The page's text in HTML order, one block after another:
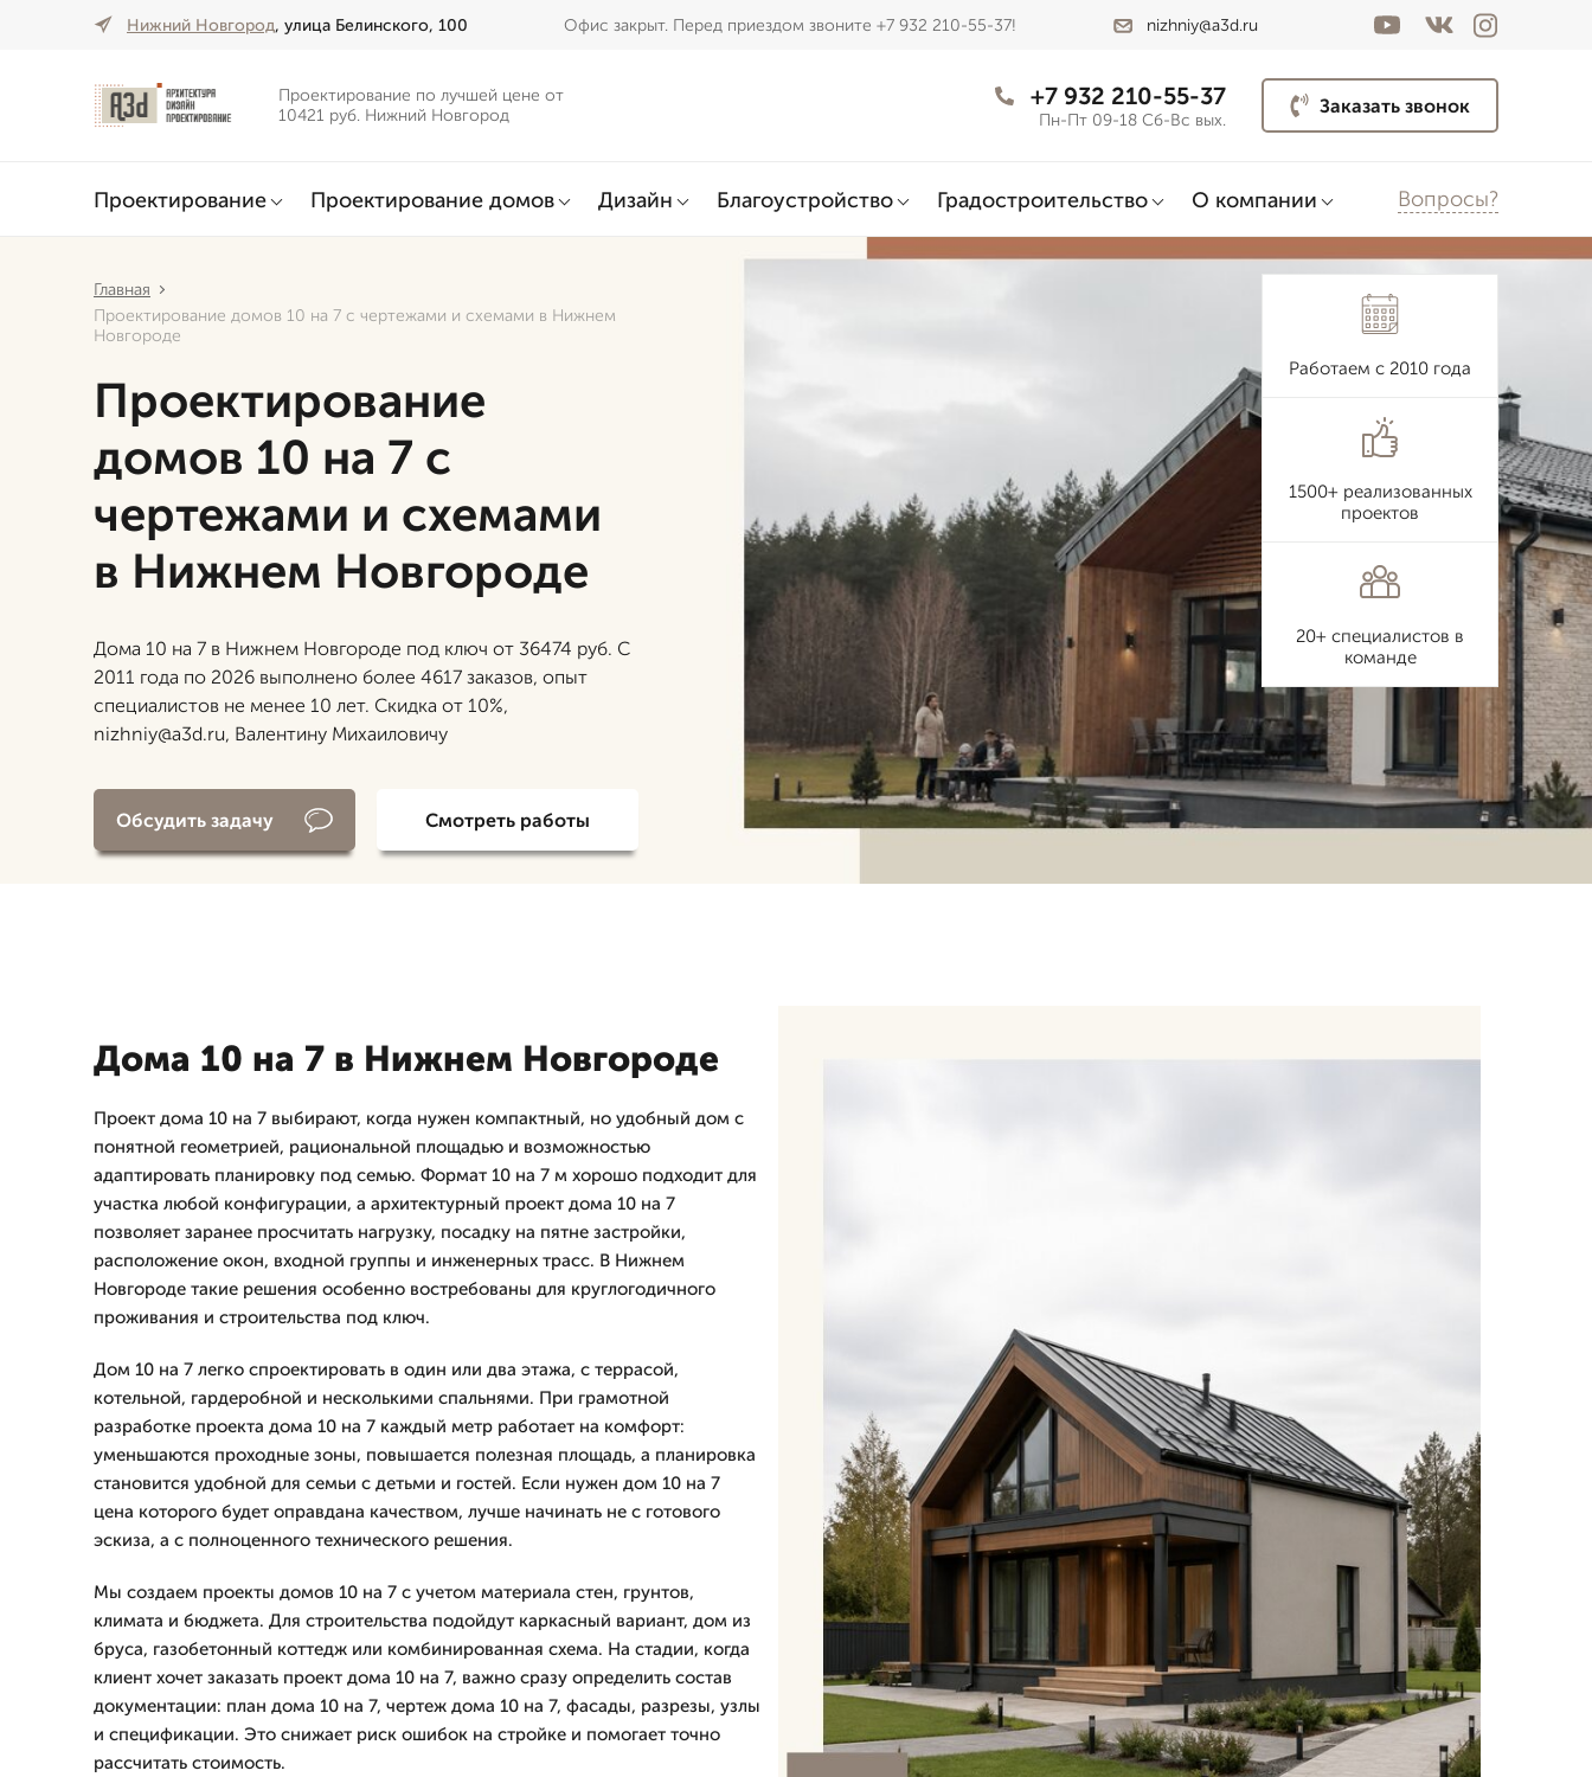
Нижний Новгород, улица Белинского, 100 Офис закрыт. Перед приездом звоните +7 932 210-55-37! nizhniy@a3d.ru
Проектирование по лучшей цене от
10421 руб. Нижний Новгород
+7 932 210-55-37
Пн-Пт 09-18 Сб-Вс вых.
Заказать звонок
Проектирование Проектирование домов Дизайн Благоустройство Градостроительство О компании Вопросы?
Главная
Проектирование домов 10 на 7 с чертежами и схемами в Нижнем
Новгороде
Проектирование
домов 10 на 7 с
чертежами и схемами
в Нижнем Новгороде
Дома 10 на 7 в Нижнем Новгороде под ключ от 36474 руб. С
2011 года по 2026 выполнено более 4617 заказов, опыт
специалистов не менее 10 лет. Скидка от 10%,
nizhniy@a3d.ru, Валентину Михаиловичу
Обсудить задачу Смотреть работы
Работаем с 2010 года
1500+ реализованных
проектов
20+ специалистов в
команде
Дома 10 на 7 в Нижнем Новгороде
Проект дома 10 на 7 выбирают, когда нужен компактный, но удобный дом с
понятной геометрией, рациональной площадью и возможностью
адаптировать планировку под семью. Формат 10 на 7 м хорошо подходит для
участка любой конфигурации, а архитектурный проект дома 10 на 7
позволяет заранее просчитать нагрузку, посадку на пятне застройки,
расположение окон, входной группы и инженерных трасс. В Нижнем
Новгороде такие решения особенно востребованы для круглогодичного
проживания и строительства под ключ.
Дом 10 на 7 легко спроектировать в один или два этажа, с террасой,
котельной, гардеробной и несколькими спальнями. При грамотной
разработке проекта дома 10 на 7 каждый метр работает на комфорт:
уменьшаются проходные зоны, повышается полезная площадь, а планировка
становится удобной для семьи с детьми и гостей. Если нужен дом 10 на 7
цена которого будет оправдана качеством, лучше начинать не с готового
эскиза, а с полноценного технического решения.
Мы создаем проекты домов 10 на 7 с учетом материала стен, грунтов,
климата и бюджета. Для строительства подойдут каркасный вариант, дом из
бруса, газобетонный коттедж или комбинированная схема. На стадии, когда
клиент хочет заказать проект дома 10 на 7, важно сразу определить состав
документации: план дома 10 на 7, чертеж дома 10 на 7, фасады, разрезы, узлы
и спецификации. Это снижает риск ошибок на стройке и помогает точно
рассчитать стоимость.